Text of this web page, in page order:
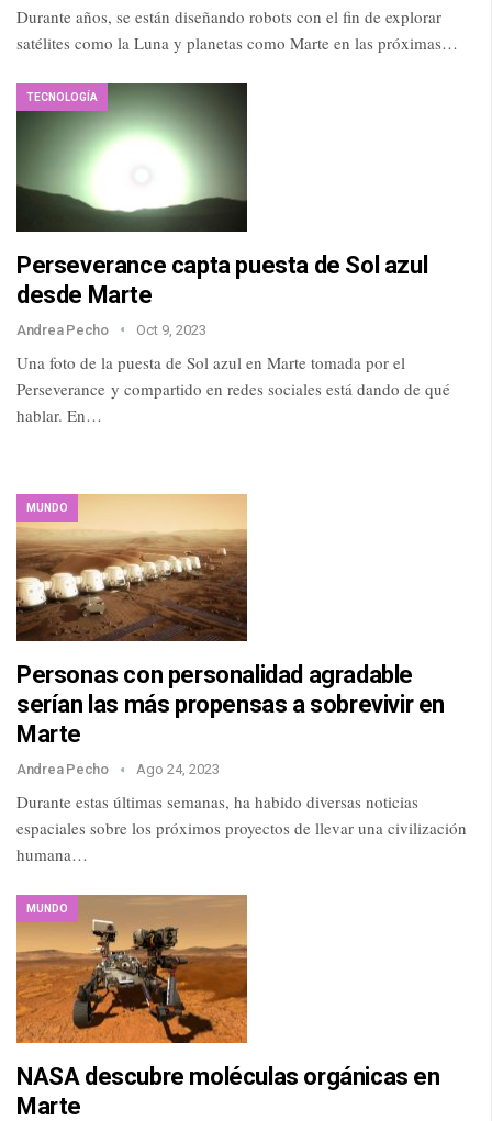
Durante años, se están diseñando robots con el fin de explorar
satélites como la Luna y planetas como Marte en las próximas…
TECNOLOGÍA
Perseverance capta puesta de Sol azul
desde Marte
Andrea Pecho Oct 9, 2023
Una foto de la puesta de Sol azul en Marte tomada por el
Perseverance y compartido en redes sociales está dando de qué
hablar. En…
MUNDO
Personas con personalidad agradable
serían las más propensas a sobrevivir en
Marte
Andrea Pecho Ago 24, 2023
Durante estas últimas semanas, ha habido diversas noticias
espaciales sobre los próximos proyectos de llevar una civilización
humana…
MUNDO
NASA descubre moléculas orgánicas en
Marte